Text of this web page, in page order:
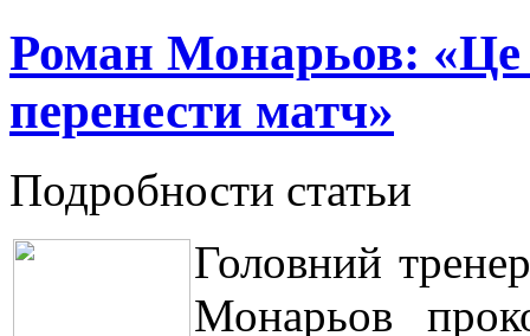
Роман Монарьов: «Це
перенести матч»
Подробности статьи
Головний
Монарьов